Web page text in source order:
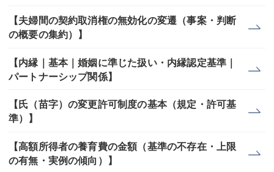
【夫婦間の契約取消権の無効化の変遷（事案・判断
の概要の集約）】
【内縁｜基本｜婚姻に準じた扱い・内縁認定基準｜
パートナーシップ関係】
【氏（苗字）の変更許可制度の基本（規定・許可基
準）】
【高額所得者の養育費の金額（基準の不存在・上限
の有無・実例の傾向）】